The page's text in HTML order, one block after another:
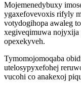
Mojemenedybuxy
ygaxefovevoxis rifyly
votydogihopa awaleg
xegiveqimuwa nojyxija
opexekyveh.
Tymomojomoqaba
utelosypyxefohej
vucohi co anakexoj